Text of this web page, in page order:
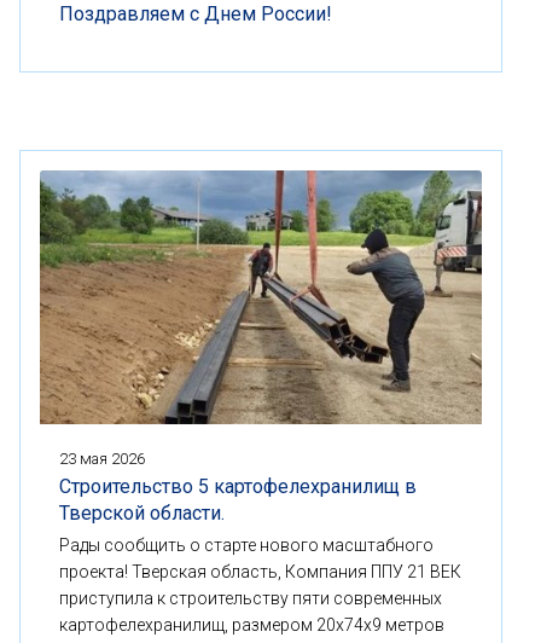
Поздравляем с Днем России!
23 мая 2026
Строительство 5 картофелехранилищ в
Тверской области.
Рады сообщить о старте нового масштабного
проекта! Тверская область, Компания ППУ 21 ВЕК
приступила к строительству пяти современных
картофелехранилищ, размером 20x74x9 метров